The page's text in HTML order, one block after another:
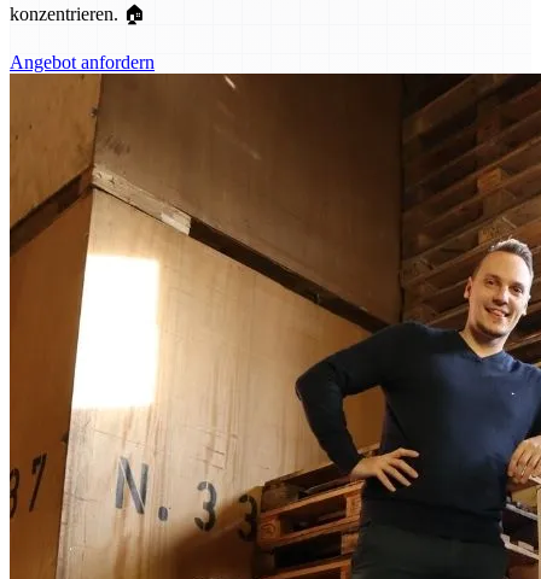
konzentrieren. 🏠
Angebot anfordern